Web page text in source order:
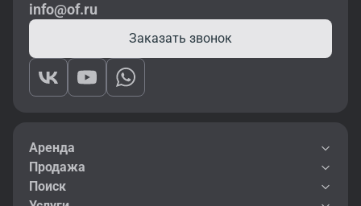
info@of.ru
Заказать звонок
Аренда
Продажа
Поиск